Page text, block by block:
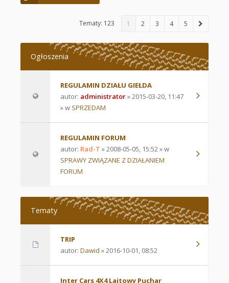
Tematy: 123 1 2 3 4 5
Ogłoszenia
REGULAMIN DZIAŁU GIEŁDA
autor: administrator» 2015-03-20, 11:47
» w SPRZEDAM
REGULAMIN FORUM
autor: Rad-T » 2008-05-05, 15:52 » w
SPRAWY ZWIĄZANE Z DZIAŁANIEM
FORUM
Tematy
TRIP
autor: Dawid » 2016-10-01, 08:52
Inter Cars 4X4 Lajtowy Puchar